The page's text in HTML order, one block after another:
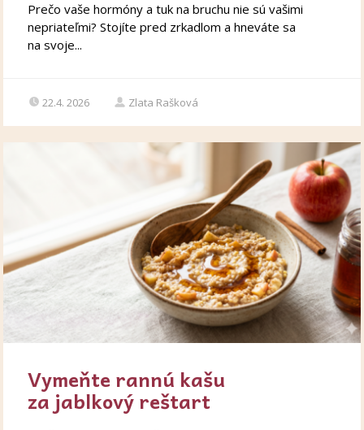
Prečo vaše hormóny a tuk na bruchu nie sú vašimi
nepriateľmi? Stojíte pred zrkadlom a hneváte sa
na svoje...
22.4. 2026 Zlata Rašková
Vymeňte rannú kašu
za jablkový reštart